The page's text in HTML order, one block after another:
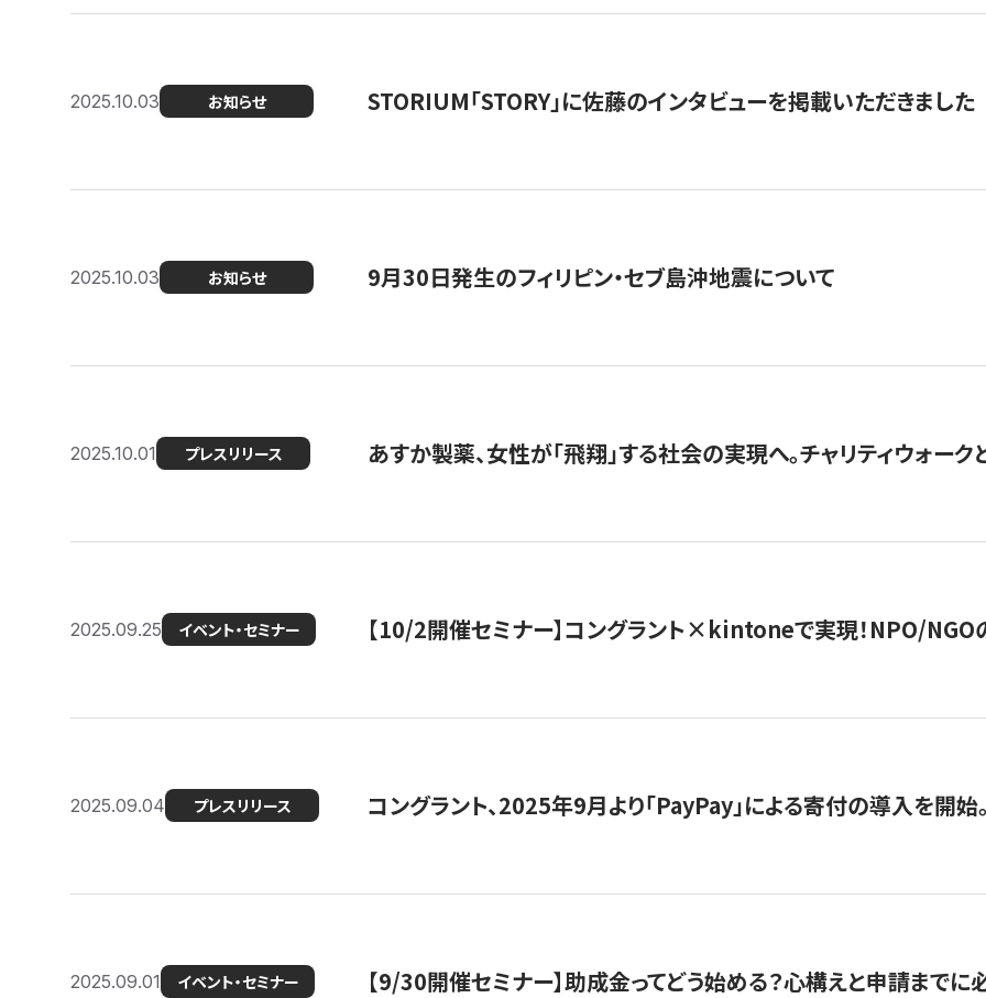
2025.10.03 お知らせ STORIUM「STORY」に佐藤のインタビューを掲載いただきました
2025.10.03 お知らせ 9月30日発生のフィリピン・セブ島沖地震について
2025.10.01 プレスリリース あすか製薬、女性が「飛翔」する社会の実現へ。チャリティウォー
2025.09.25 イベント・セミナー 【10/2開催セミナー】コングラント×kintoneで実現！NPO/NGO
2025.09.04 プレスリリース コングラント、2025年9月より「PayPay」による寄付の導入を開始
2025.09.01 イベント・セミナー 【9/30開催セミナー】助成金ってどう始める？心構えと申請まで